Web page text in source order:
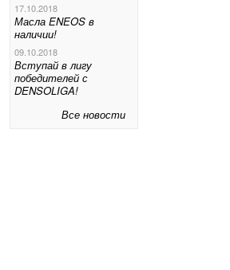
17.10.2018
Масла ENEOS в
наличии!
09.10.2018
Вступай в лигу
победителей с
DENSOLIGA!
Все новости